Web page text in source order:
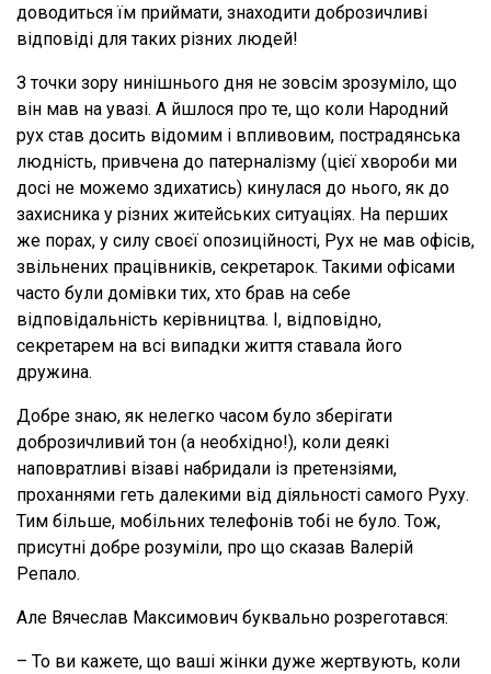
доводиться їм приймати, знаходити доброзичливі
відповіді для таких різних людей!
З точки зору нинішнього дня не зовсім зрозуміло, що
він мав на увазі. А йшлося про те, що коли Народний
рух став досить відомим і впливовим, пострадянська
людність, привчена до патерналізму (цієї хвороби ми
досі не можемо здихатись) кинулася до нього, як до
захисника у різних житейських ситуаціях. На перших
же порах, у силу своєї опозиційності, Рух не мав офісів,
звільнених працівників, секретарок. Такими офісами
часто були домівки тих, хто брав на себе
відповідальність керівництва. І, відповідно,
секретарем на всі випадки життя ставала його
дружина.
Добре знаю, як нелегко часом було зберігати
доброзичливий тон (а необхідно!), коли деякі
наповратливі візаві набридали із претензіями,
проханнями геть далекими від діяльності самого Руху.
Тим більше, мобільних телефонів тобі не було. Тож,
присутні добре розуміли, про що сказав Валерій
Репало.
Але Вячеслав Максимович буквально розреготався:
– То ви кажете, що ваші жінки дуже жертвують, коли